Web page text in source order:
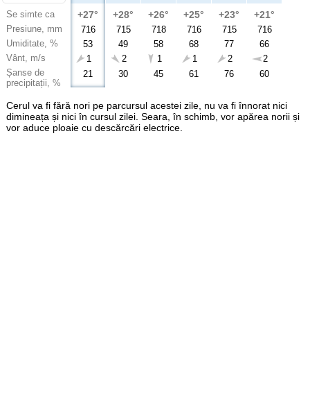
Se simte ca
Presiune, mm
Umiditate, %
Vânt, m/s
Șanse de
precipitații, %
+27°
716
53
1
21
+28°
715
49
2
30
+26°
718
58
1
45
+25°
716
68
1
61
+23°
715
77
2
76
+21°
716
66
2
60
Cerul va fi fără nori pe parcursul acestei zile, nu va fi înnorat nici
dimineața și nici în cursul zilei. Seara, în schimb, vor apărea norii și
vor aduce ploaie cu descărcări electrice.